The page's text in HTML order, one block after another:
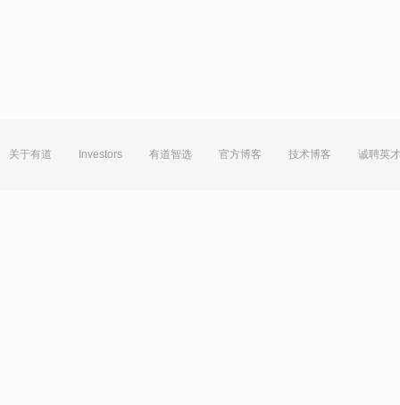
关于有道 Investors 有道智选 官方博客 技术博客 诚聘英才